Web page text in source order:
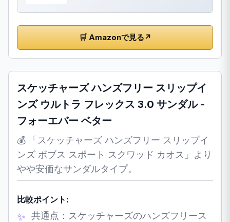
🛒 Amazonで見る ↗
スケッチャーズ ハンズフリー スリップイ
ンズ ウルトラ フレックス 3.0 サンダル -
フォーエバー ベター
💰 「スケッチャーズ ハンズフリー スリップイ
ンズ ボブス スポート スクワッド カオス」より
やや安価なサンダルタイプ。
比較ポイント:
共通点：スケッチャーズのハンズフリース